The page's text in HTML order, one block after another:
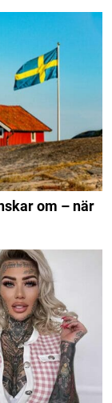
om – när